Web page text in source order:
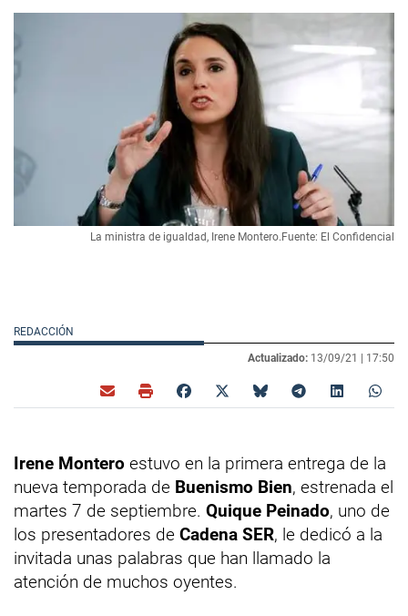
La ministra de igualdad, Irene Montero.Fuente: El Confidencial
REDACCIÓN
Actualizado: 13/09/21 | 17:50
Irene Montero estuvo en la primera entrega de la
nueva temporada de Buenismo Bien, estrenada el
martes 7 de septiembre. Quique Peinado, uno de
los presentadores de Cadena SER, le dedicó a la
invitada unas palabras que han llamado la
atención de muchos oyentes.